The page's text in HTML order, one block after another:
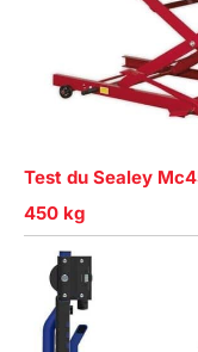
Test du Sealey
450 kg